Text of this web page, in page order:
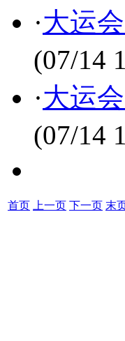
·大运
(07/14
·大运
(07/14
首页 上一页 下一页 末